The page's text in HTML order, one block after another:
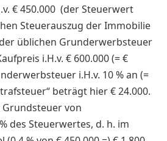
€ 450.000 (der Steuerwert
Steuerauszug der Immobilie
üblichen Grunderwerbsteuer
i.H.v. € 600.000 (= €
i.H.v. 10 % an (=
beträgt hier € 24.000.
von
des Steuerwertes, d. h. im